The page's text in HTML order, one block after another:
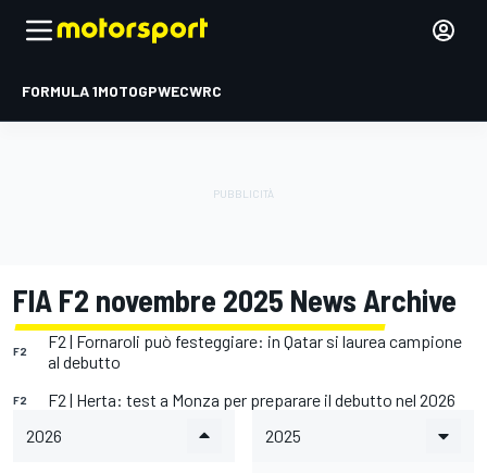
FORMULA 1MOTOGPWECWRC
FIA F2 novembre 2025 News Archive
F2
F2 | Fornaroli può festeggiare: in Qatar si laurea campione
al debutto
F2
F2 | Herta: test a Monza per preparare il debutto nel 2026
2026
2025